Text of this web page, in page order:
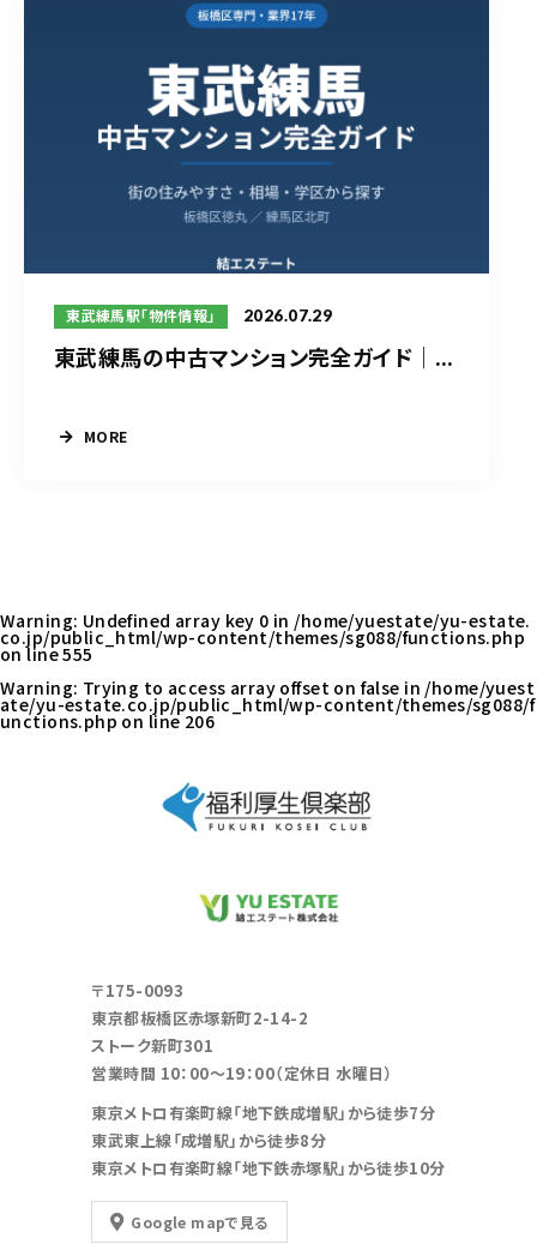
東武練馬駅「物件情報」 2026.07.29
東武練馬の中古マンション完全ガイド｜...
MORE
Warning: Undefined array key 0 in /home/yuestate/yu-estate.
co.jp/public_html/wp-content/themes/sg088/functions.php
on line555
Warning: Trying to access array offset on false in /home/yuest
ate/yu-estate.co.jp/public_html/wp-content/themes/sg088/f
unctions.php on line 206
〒175-0093
東京都板橋区赤塚新町2-14-2
ストーク新町301
営業時間 10：00～19：00（定休日 水曜日）
東京メトロ有楽町線「地下鉄成増駅」から徒歩7分
東武東上線「成増駅」から徒歩8分
東京メトロ有楽町線「地下鉄赤塚駅」から徒歩10分
Google mapで見る